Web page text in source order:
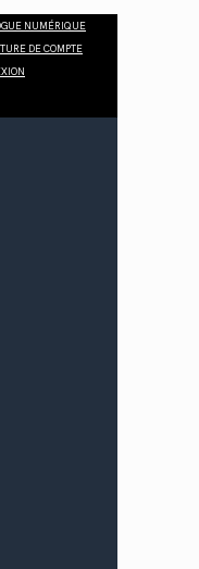
NUMÉRIQUE
DE COMPTE